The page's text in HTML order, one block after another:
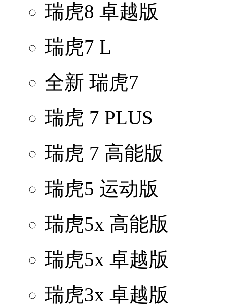
瑞虎8 卓越版
瑞虎7 L
全新 瑞虎7
瑞虎 7 PLUS
瑞虎 7 高能版
瑞虎5 运动版
瑞虎5x 高能版
瑞虎5x 卓越版
瑞虎3x 卓越版